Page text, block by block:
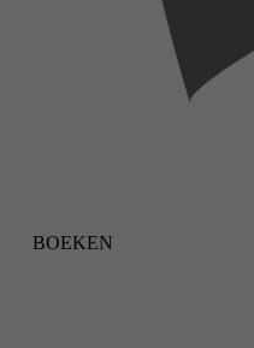
BOEKEN